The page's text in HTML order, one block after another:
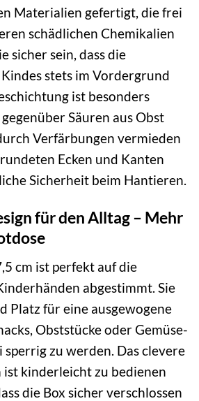
Materialien gefertigt, die frei
schädlichen Chemikalien
sicher sein, dass die
stets im Vordergrund
ist besonders
Säuren aus Obst
Verfärbungen vermieden
Ecken und Kanten
Sicherheit beim Hantieren.
für den Alltag – Mehr
cm ist perfekt auf die
abgestimmt. Sie
Platz für eine ausgewogene
Obststücke oder Gemüse-
sperrig zu werden. Das clevere
ist kinderleicht zu bedienen
die Box sicher verschlossen